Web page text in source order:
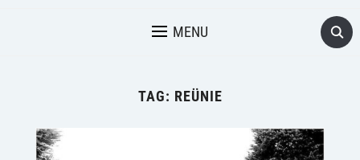
MENU
TAG: REÜNIE